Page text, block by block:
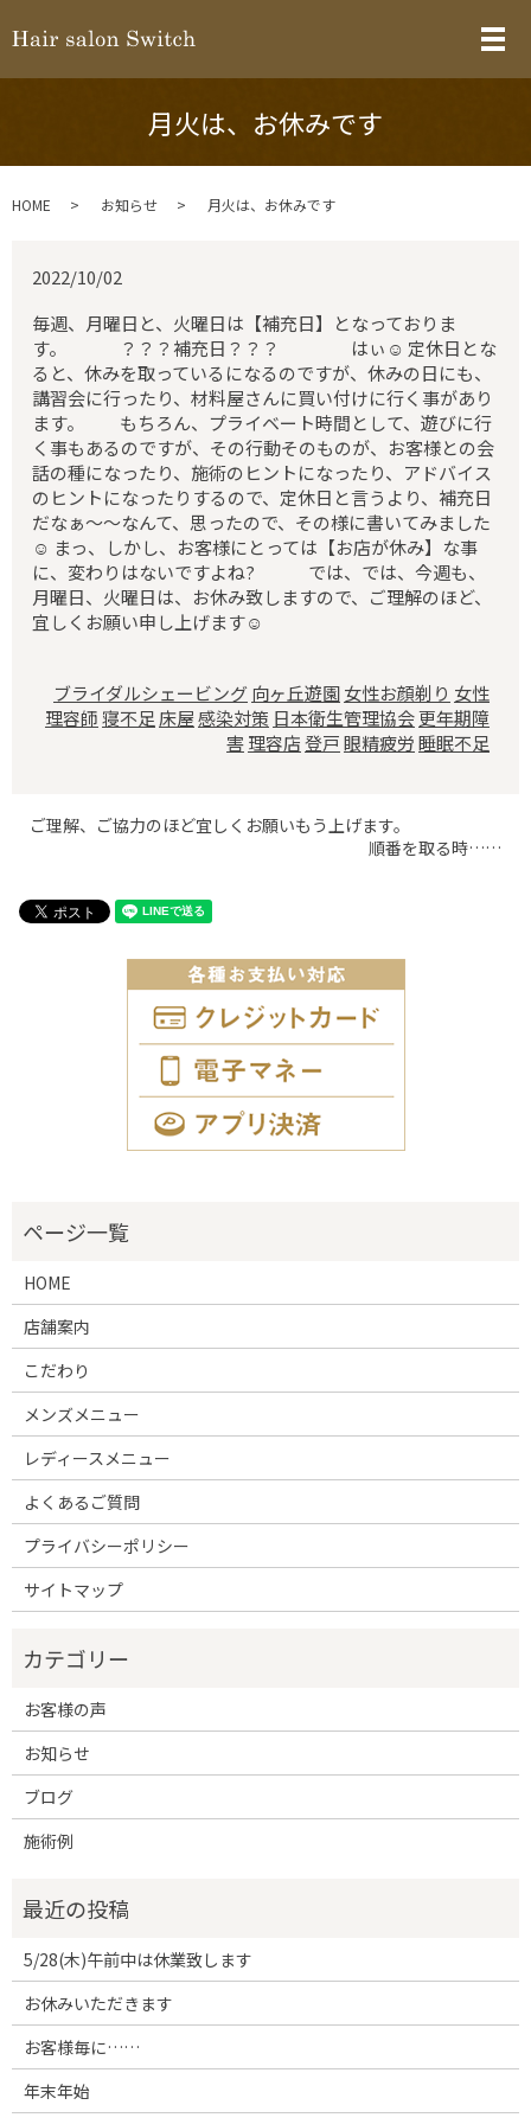
メ
月火は、お休みです
HOME お知らせ 月火は、お休みです
2022/10/02
毎週、月曜日と、火曜日は【補充日】となっておりま
す。 ？？？補充日？？？ はぃ☺️ 定休日とな
ると、休みを取っているになるのですが、休みの日にも、
講習会に行ったり、材料屋さんに買い付けに行く事があり
ます。 もちろん、プライベート時間として、遊びに行
く事もあるのですが、その行動そのものが、お客様との会
話の種になったり、施術のヒントになったり、アドバイス
のヒントになったりするので、定休日と言うより、補充日
だなぁ〜〜なんて、思ったので、その様に書いてみました
☺️ まっ、しかし、お客様にとっては【お店が休み】な事
に、変わりはないですよね? では、では、今週も、
月曜日、火曜日は、お休み致しますので、ご理解のほど、
宜しくお願い申し上げます☺️
ブライダルシェービング 向ヶ丘遊園女性お顔剃り 女性
理容師寝不足 床屋感染対策 日本衛生管理協会更年期障
害理容店登戸眼精疲労睡眠不足
ご理解、ご協力のほど宜しくお願いもう上げます。
順番を取る時……
HOME
店舗案内
こだわり
メンズメニュー
レディースメニュー
よくあるご質問
プライバシーポリシー
サイトマップ
お客様の声
お知らせ
ブログ
施術例
5/28(木)午前中は休業致します
お休みいただきます
お客様毎に……
年末年始